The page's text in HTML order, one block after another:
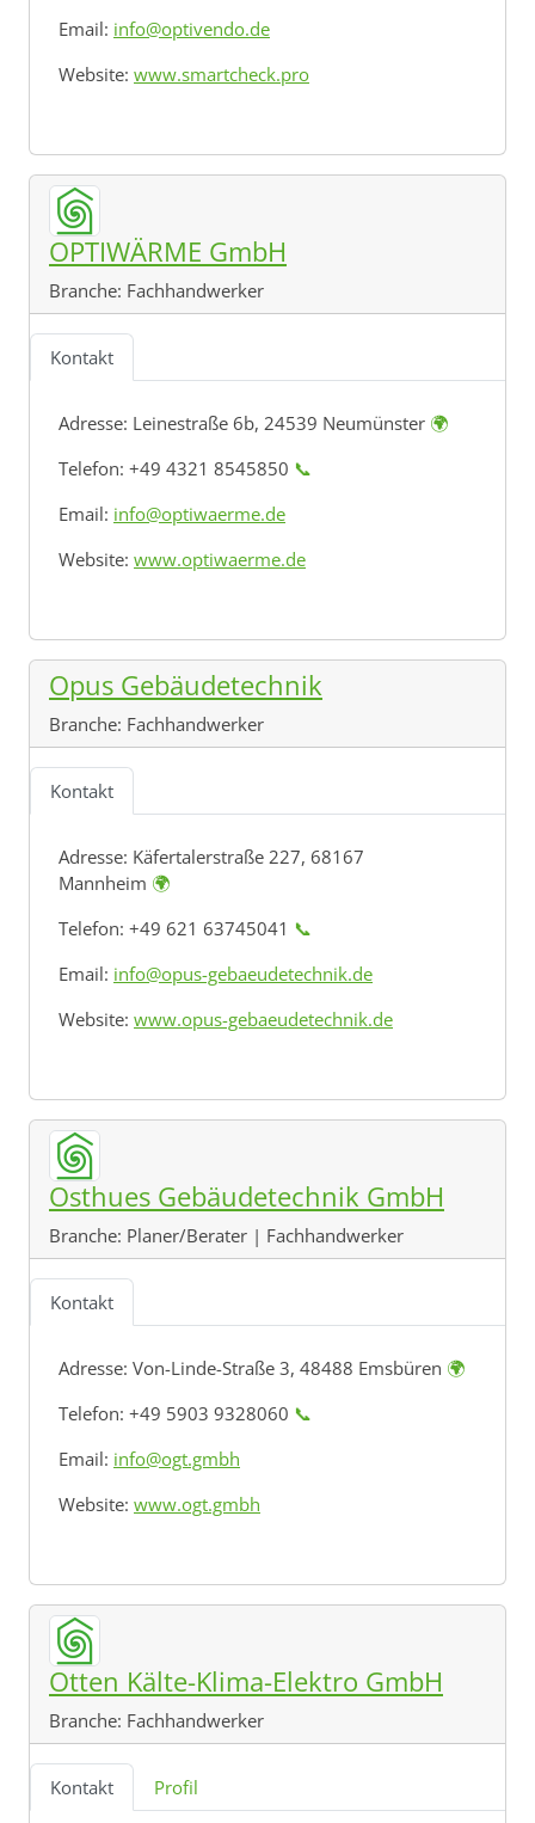
Email: info@optivendo.de
Website: www.smartcheck.pro
OPTIWÄRME GmbH
Branche: Fachhandwerker
Kontakt
Adresse: Leinestraße 6b, 24539 Neumünster 🌍
Telefon: +49 4321 8545850 📞
Email: info@optiwaerme.de
Website: www.optiwaerme.de
Opus Gebäudetechnik
Branche: Fachhandwerker
Kontakt
Adresse: Käfertalerstraße 227, 68167
Mannheim 🌍
Telefon: +49 621 63745041 📞
Email: info@opus-gebaeudetechnik.de
Website: www.opus-gebaeudetechnik.de
Osthues Gebäudetechnik GmbH
Branche: Planer/Berater | Fachhandwerker
Kontakt
Adresse: Von-Linde-Straße 3, 48488 Emsbüren 🌍
Telefon: +49 5903 9328060 📞
Email: info@ogt.gmbh
Website: www.ogt.gmbh
Otten Kälte-Klima-Elektro GmbH
Branche: Fachhandwerker
Kontakt Profil